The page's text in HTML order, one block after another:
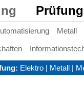
Metall
Elektro | Metall |